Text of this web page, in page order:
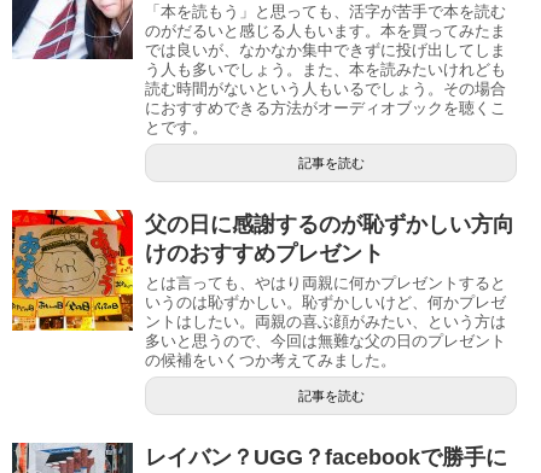
「本を読もう」と思っても、活字が苦手で本を読む
のがだるいと感じる人もいます。本を買ってみたま
では良いが、なかなか集中できずに投げ出してしま
う人も多いでしょう。また、本を読みたいけれども
読む時間がないという人もいるでしょう。その場合
におすすめできる方法がオーディオブックを聴くこ
とです。
記事を読む
父の日に感謝するのが恥ずかしい方向
けのおすすめプレゼント
とは言っても、やはり両親に何かプレゼントすると
いうのは恥ずかしい。恥ずかしいけど、何かプレゼ
ントはしたい。両親の喜ぶ顔がみたい、という方は
多いと思うので、今回は無難な父の日のプレゼント
の候補をいくつか考えてみました。
記事を読む
レイバン？UGG？facebookで勝手に